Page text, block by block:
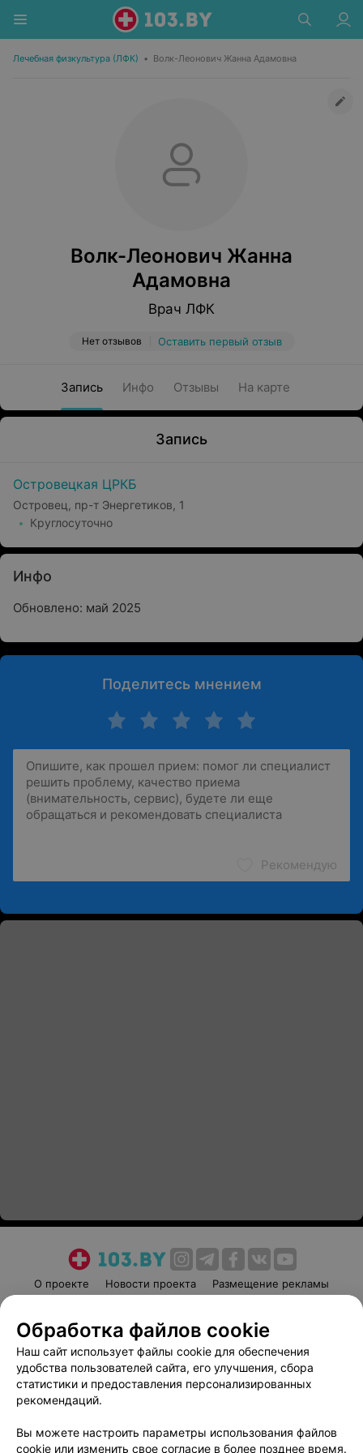
Лечебная физкультура (ЛФК) • Волк-Леонович Жанна Адамовна
Волк-Леонович Жанна
Адамовна
Врач ЛФК
Нет отзывов Оставить первый отзыв
Запись Инфо Отзывы На карте
Запись
Островецкая ЦРКБ
Островец, пр-т Энергетиков, 1
Круглосуточно
Инфо
Обновлено: май 2025
Поделитесь мнением
Рекомендую
О проекте Новости проекта
Размещение рекламы
Пользовательское соглашение
Способы оплаты
Вакансии
Партнеры
Написать руководителю 103.by
Обработка персональных данных
Обработка файлов cookie
Наш сайт использует файлы cookie для обеспечения
удобства пользователей сайта, его улучшения, сбора
статистики и предоставления персонализированных
рекомендаций.
Вы можете настроить параметры использования файлов
cookie или изменить свое согласие в более позднее время.